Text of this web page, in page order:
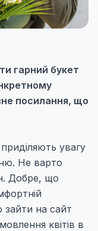
гарний букет
посилання, що
увагу
Не варто
Добре, що
зайти на сайт
квітів в